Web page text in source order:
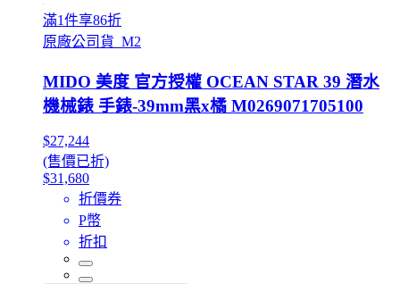
滿1件享86折
原廠公司貨_M2
MIDO 美度 官方授權 OCEAN STAR 39 潛水
機械錶 手錶-39mm黑x橘 M0269071705100
$27,244
(售價已折)
$31,680
折價券
P幣
折扣